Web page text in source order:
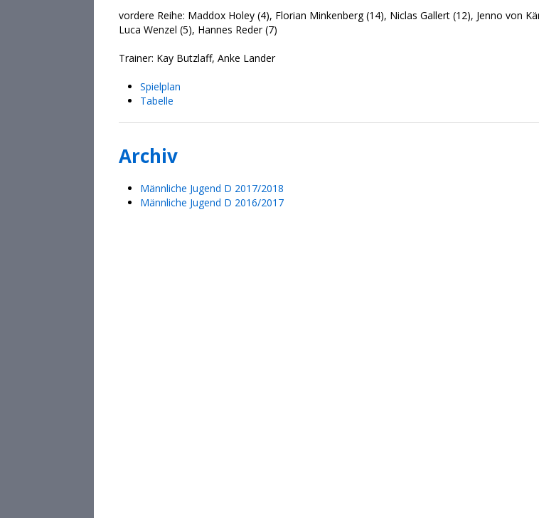
vordere Reihe: Maddox Holey (4), Florian Minkenberg (14), Niclas Gallert (12), Jenno von
Luca Wenzel (5), Hannes Reder (7)
Trainer: Kay Butzlaff, Anke Lander
Spielplan
Tabelle
Archiv
Männliche Jugend D 2017/2018
Männliche Jugend D 2016/2017